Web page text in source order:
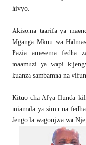
hivyo.
Akisoma taarifa ya
Mganga Mkuu wa
Pazia amesema
maamuzi ya wapi
kuanza sambamna na
Kituo cha Afya Ilunda
miamala ya simu na
Jengo la wagonjwa wa